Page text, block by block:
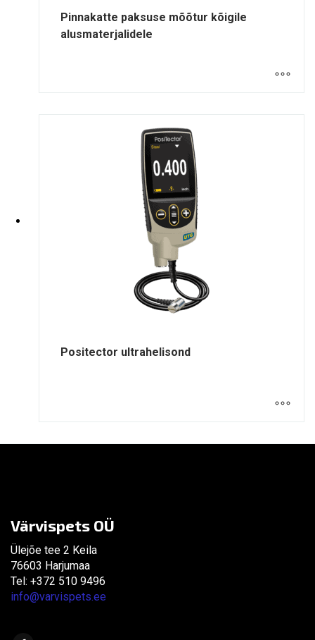
Pinnakatte paksuse mõõtur kõigile
alusmaterjalidele
Positector ultrahelisond
Värvispets OÜ
Ülejõe tee 2 Keila
76603 Harjumaa
Tel: +372 510 9496
info@varvispets.ee